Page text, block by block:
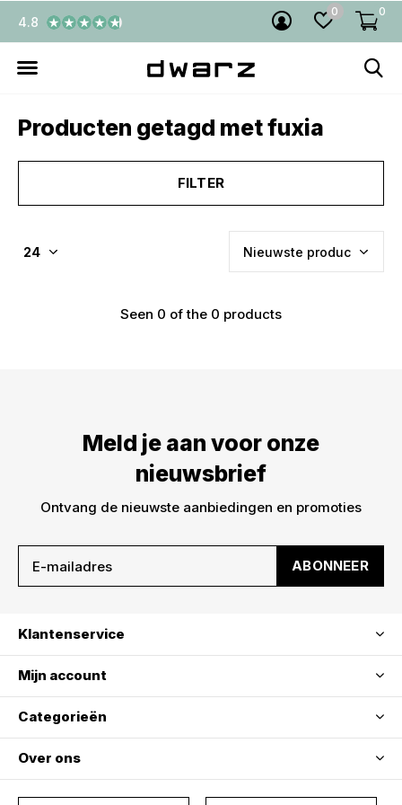
0 0
4.8
Producten getagd met fuxia
FILTER
Seen 0 of the 0 products
Meld je aan voor onze
nieuwsbrief
Ontvang de nieuwste aanbiedingen en promoties
ABONNEER
Klantenservice
Mijn account
Categorieën
Over ons